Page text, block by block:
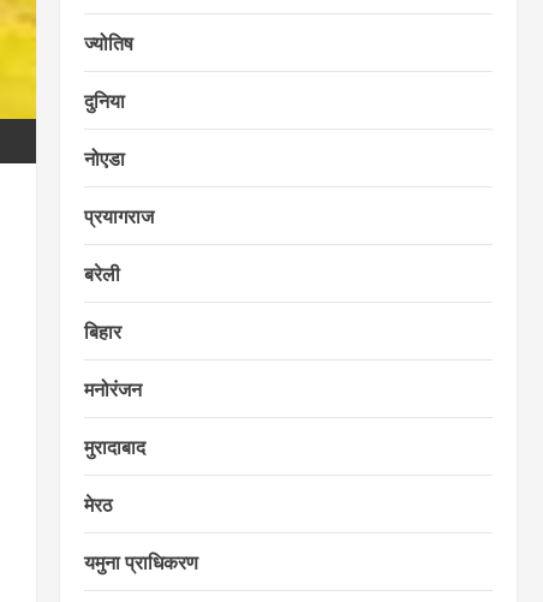
ज्योतिष
दुनिया
नोएडा
प्रयागराज
बरेली
बिहार
मनोरंजन
मुरादाबाद
मेरठ
यमुना प्राधिकरण